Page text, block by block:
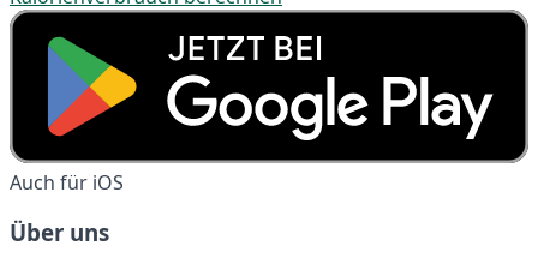
Auch für iOS
Über uns